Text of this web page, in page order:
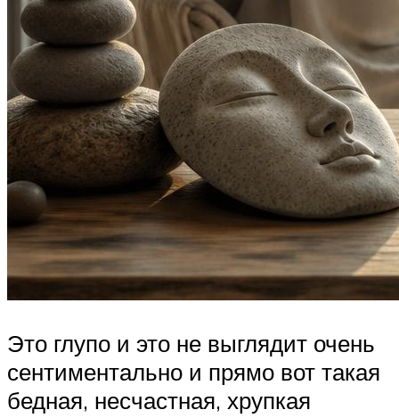
Это глупо и это не выглядит очень
сентиментально и прямо вот такая
бедная, несчастная, хрупкая